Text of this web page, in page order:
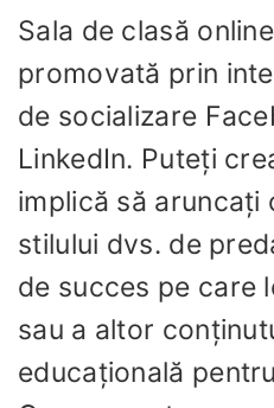
Sala de clasă
promovată prin
de socializare
LinkedIn. Puteți
implică să aruncați
stilului dvs. de
de succes pe care
sau a altor
educațională